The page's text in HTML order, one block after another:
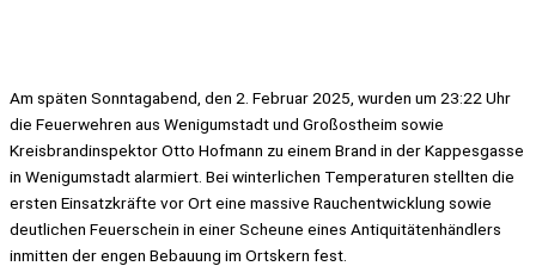
Am späten Sonntagabend, den 2. Februar 2025, wurden um 23:22 Uhr
die Feuerwehren aus Wenigumstadt und Großostheim sowie
Kreisbrandinspektor Otto Hofmann zu einem Brand in der Kappesgasse
in Wenigumstadt alarmiert. Bei winterlichen Temperaturen stellten die
ersten Einsatzkräfte vor Ort eine massive Rauchentwicklung sowie
deutlichen Feuerschein in einer Scheune eines Antiquitätenhändlers
inmitten der engen Bebauung im Ortskern fest.